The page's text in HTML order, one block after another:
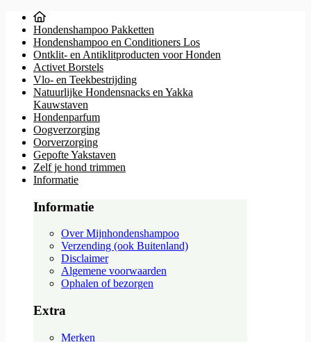
Hondenshampoo Pakketten
Hondenshampoo en Conditioners Los
Ontklit- en Antiklitproducten voor Honden
Activet Borstels
Vlo- en Teekbestrijding
Natuurlijke Hondensnacks en Yakka
Kauwstaven
Hondenparfum
Oogverzorging
Oorverzorging
Gepofte Yakstaven
Zelf je hond trimmen
Informatie
Informatie
Over Mijnhondenshampoo
Verzending (ook Buitenland)
Disclaimer
Algemene voorwaarden
Ophalen of bezorgen
Extra
Merken